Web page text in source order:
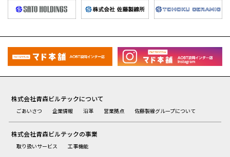
株式会社青森ビルテックについて
ごあいさつ 企業情報 沿革 営業拠点 佐藤製線グループについて
株式会社青森ビルテックの事業
取り扱いサービス 工事機能